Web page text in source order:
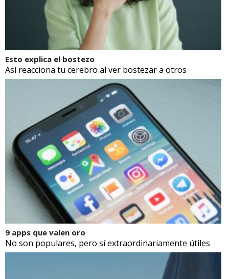
Esto explica el bostezo
Así reacciona tu cerebro al ver bostezar a otros
9 apps que valen oro
No son populares, pero sí extraordinariamente útiles